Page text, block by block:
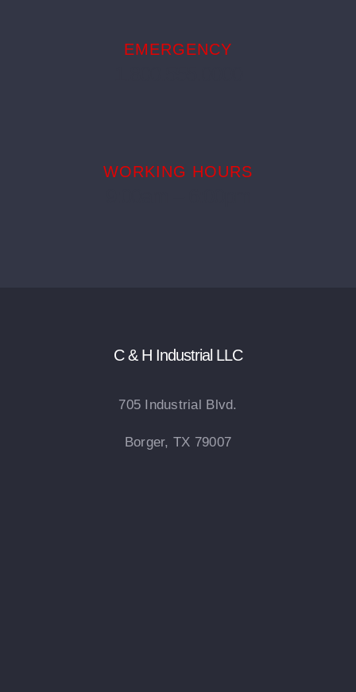
EMERGENCY
WORKING HOURS
C & H Industrial LLC
705 Industrial Blvd.
Borger, TX 79007